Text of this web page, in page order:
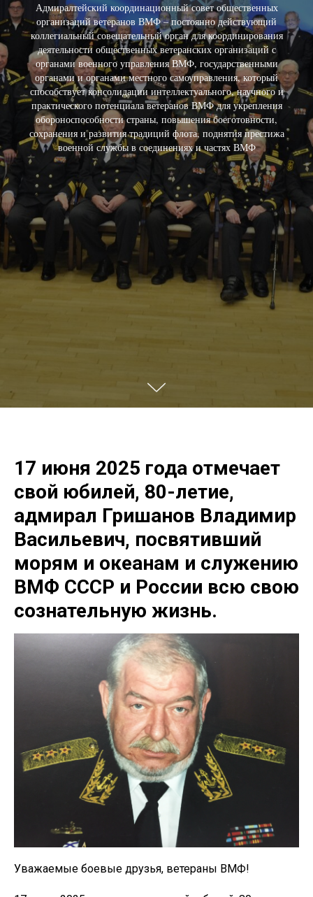
Адмиралтейский координационный совет общественных
организаций ветеранов ВМФ – постоянно действующий
коллегиальный совещательный орган для координирования
деятельности общественных ветеранских организаций с
органами военного управления ВМФ, государственными
органами и органами местного самоуправления, который
способствует консолидации интеллектуального, научного и
практического потенциала ветеранов ВМФ для укрепления
обороноспособности страны, повышения боеготовности,
сохранения и развития традиций флота, поднятия престижа
военной службы в соединениях и частях ВМФ
17 июня 2025 года отмечает
свой юбилей, 80-летие,
адмирал Гришанов Владимир
Васильевич, посвятивший
морям и океанам и служению
ВМФ СССР и России всю свою
сознательную жизнь.
Уважаемые боевые друзья, ветераны ВМФ!